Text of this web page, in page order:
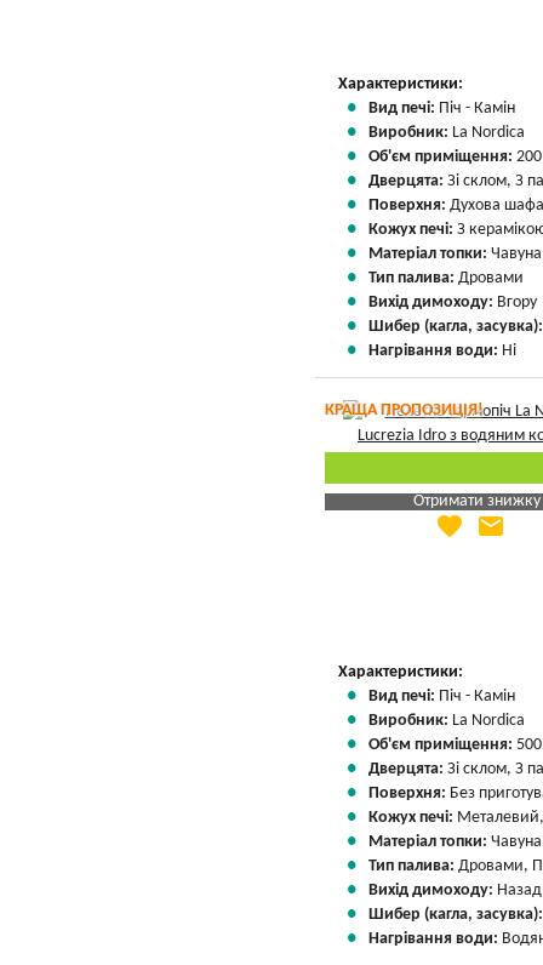
Характеристики:
Вид печі: Піч - Камін
Виробник: La Nordica
Об'єм приміщення:
Дверцята: Зі склом, З
Поверхня: Духова шафа
Кожух печі: З
Матеріал топки: Чавуна
Тип палива: Дровами
Вихід димоходу: Вгору
Шибер (кагла,
Нагрівання води: Ні
КРАЩА ПРОПОЗИЦІЯ!
Отримати знижку
Яка Ваша ціна
favorite email
Характеристики:
Вид печі: Піч - Камін
Виробник: La Nordica
Об'єм приміщення:
Дверцята: Зі склом, З
Поверхня: Без
Кожух печі:
Матеріал топки: Чавуна
Тип палива: Дровами,
Вихід димоходу: Назад
Шибер (кагла,
Нагрівання води: